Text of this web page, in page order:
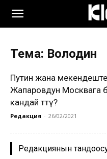
Тема: Володин
Путин жана
Жапаровдун Москвага
кандай өттү?
Редакция - 26/02/2021
Редакциянын